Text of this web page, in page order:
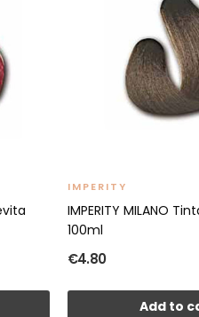
IMPERITY
IMPERITY MILANO
100ml
€4.80
Add to